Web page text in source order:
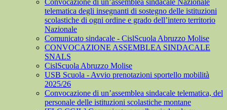
Convocazione di un’assemblea sindacale Nazionale
telematica degli insegnanti di sostegno delle istituzioni
scolastiche di ogni ordine e grado dell’intero territorio
Nazionale
Comunicato sindacale - CislScuola Abruzzo Molise
CONVOCAZIONE ASSEMBLEA SINDACALE
SNALS
CislScuola Abruzzo Molise
USB Scuola - Avvio prenotazioni sportello mobilità
2025/26
Convocazione di un’assemblea sindacale telematica, del
personale delle istituzioni scolastiche montane